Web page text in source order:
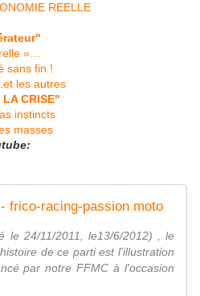
REELLE
»…
sans fin !
les autres
CRISE"
instincts
masses
frico-racing-passion moto
le 24/11/2011, le13/6/2012) , le
de ce parti est l'illustration
par notre FFMC à l'occasion